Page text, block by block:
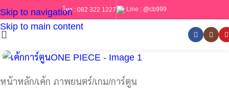
Skip to navigation
Skip to main content
โทร : 082 322 1227 Line : @cb999
หน้าหลัก/เค้ก ภาพยนตร์/เกม/การ์ตูน